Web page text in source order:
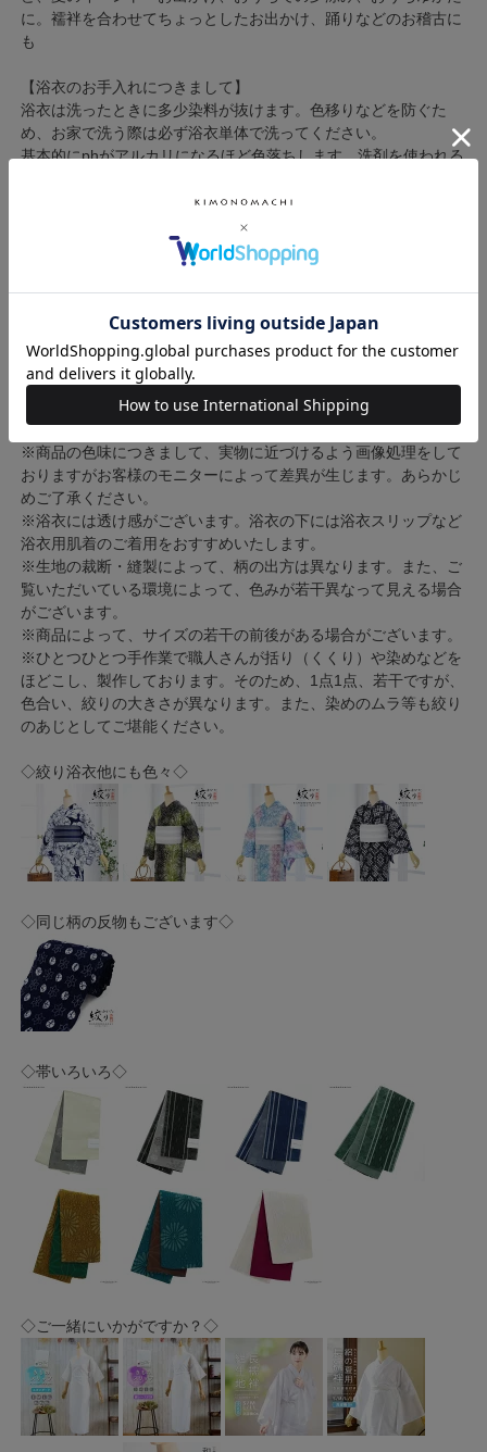
に。襦袢を合わせてちょっとしたお出かけ、踊りなどのお稽古に
も
【浴衣のお手入れにつきまして】
浴衣は洗ったときに多少染料が抜けます。色移りなどを防ぐた
め、お家で洗う際は必ず浴衣単体で洗ってください。
基本的にphがアルカリになるほど色落ちします。洗剤を使われる
洗う時の水が少なければその分流れた染料が濃くなり、色移りす
る可能性が高くなります。また水が温かいほど染料は流れやすく
なります。たっぷりの冷たい水でお洗いください。
脱水するときは大きめのバスタオルを敷いた上に浴衣をのせ、さ
らにバスタオルではさみ、くるくると丸めていきます。干す時は
物干し竿などに両袖を通し、ピンと張った状態で乾かすのがベス
高い位置に干せない場合は浴衣の背中を軸にして横向きにかけて
乾かしてください。
アイロンは半乾きのうちにかけるのがコツです。
※商品の色味につきまして、実物に近づけるよう画像処理をして
おりますがお客様のモニターによって差異が生じます。あらかじ
めご了承ください。
※浴衣には透け感がございます。浴衣の下には浴衣スリップなど
浴衣用肌着のご着用をおすすめいたします。
※生地の裁断・縫製によって、柄の出方は異なります。また、ご
覧いただいている環境によって、色みが若干異なって見える場合
がございます。
※商品によって、サイズの若干の前後がある場合がございます。
※ひとつひとつ手作業で職人さんが括り（くくり）や染めなどを
ほどこし、製作しております。そのため、1点1点、若干ですが、
色合い、絞りの大きさが異なります。また、染めのムラ等も絞り
のあじとしてご堪能ください。
◇絞り浴衣他にも色々◇
◇同じ柄の反物もございます◇
◇帯いろいろ◇
◇ご一緒にいかがですか？◇